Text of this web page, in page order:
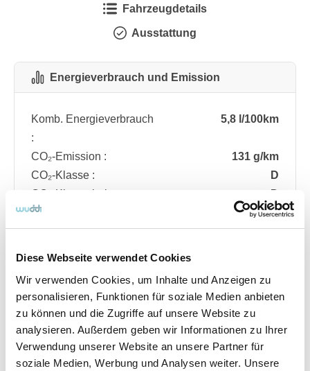
Diese Webseite verwendet Cookies
Wir verwenden Cookies, um Inhalte und Anzeigen zu
personalisieren, Funktionen für soziale Medien anbieten
zu können und die Zugriffe auf unsere Website zu
analysieren. Außerdem geben wir Informationen zu Ihrer
Verwendung unserer Website an unsere Partner für
soziale Medien, Werbung und Analysen weiter. Unsere
Fahrzeugdetails
Ausstattung
Energieverbrauch und Emission
Komb. Energieverbrauch
:
5,8 l/100km
CO₂-Emission :
131 g/km
CO₂-Klasse :
D
CO₂-Klasse bei
entladener Batterie :
D
Fahrzeugdetails
Angebotsnummer
ABO74.229
Ausstattungslinie
ST Line
Verfügbar ab